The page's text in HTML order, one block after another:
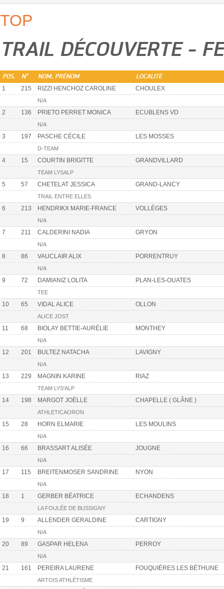
TOP
TRAIL DÉCOUVERTE -
POS. N° NOM, PRÉNOM LOCALITÉ
1 215 RIZZI HENCHOZ CAROLINE CHOULEX
N/A
2 136 PRIETO PERRET MONICA ECUBLENS VD
N/A
3 197 PASCHE CÉCILE LES MOSSES
D-TEAM
4 15 COURTIN BRIGITTE GRANDVILLARD
TEAM LYSALP
5 57 CHETELAT JESSICA GRAND-LANCY
TRAIL ENTRE ELLES
6 213 HENDRIKX MARIE-FRANCE VOLLÈGES
N/A
7 211 CALDERINI NADIA GRYON
N/A
8 86 VAUCLAIR ALIX PORRENTRUY
N/A
9 72 DAMIANIZ LOLITA PLAN-LES-OUATES
TEE
10 65 VIDAL ALICE OLLON
ALICE JOST
11 68 BIOLAY BETTIE-AURÉLIE MONTHEY
N/A
12 201 BULTEZ NATACHA LAVIGNY
N/A
13 229 MAGNIN KARINE RIAZ
TEAM LYS'ALP
14 198 MARGOT JOËLLE CHAPELLE ( GLÂNE )
ATHLETICAORON
15 28 HORN ELMARIE LES MOULINS
N/A
16 66 BRASSART ALISÉE JOUGNE
N/A
17 115 BREITENMOSER SANDRINE NYON
N/A
18 1 GERBER BÉATRICE ECHANDENS
LA FOULÉE DE BUSSIGNY
19 9 ALLENDER GERALDINE CARTIGNY
N/A
20 89 GASPAR HELENA PERROY
N/A
21 161 PEREIRA LAURENE FOUQUIÈRES LES BÉTHUNE
ARTOIS ATHLÉTISME